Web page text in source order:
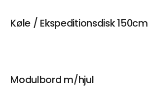
Køle / Ekspeditionsdisk 150cm
Modulbord m/hjul